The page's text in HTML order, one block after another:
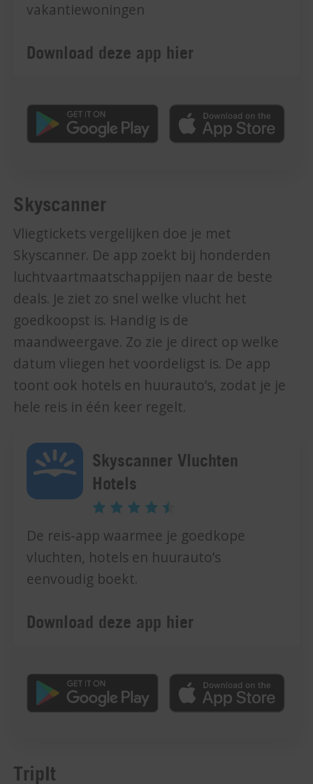
vakantiewoningen
Download deze app hier
Skyscanner
Vliegtickets vergelijken doe je met
Skyscanner. De app zoekt bij honderden
luchtvaartmaatschappijen naar de beste
deals. Je ziet zo snel welke vlucht het
goedkoopst is. Handig is de
maandweergave. Zo zie je direct op welke
datum vliegen het voordeligst is. De app
toont ook hotels en huurauto’s, zodat je je
hele reis in één keer regelt.
Skyscanner Vluchten
Hotels
De reis-app waarmee je goedkope
vluchten, hotels en huurauto’s
eenvoudig boekt.
Download deze app hier
TripIt